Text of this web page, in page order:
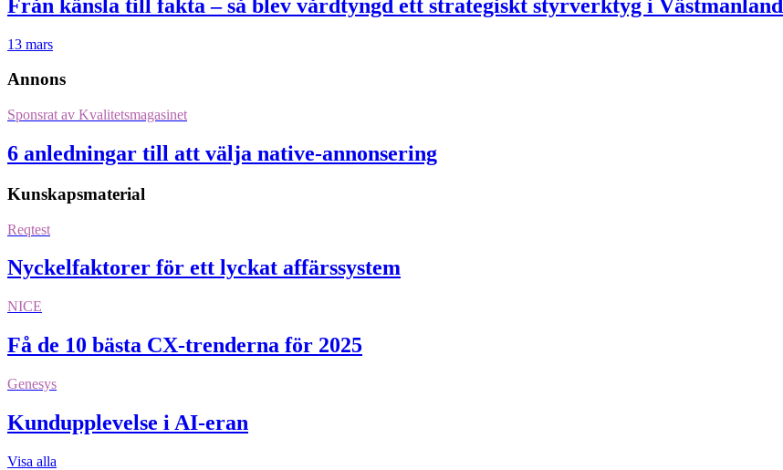
Från känsla till fakta – så blev vårdtyngd ett strategiskt styrverktyg i Västmanland
13 mars
Annons
Sponsrat av Kvalitetsmagasinet
6 anledningar till att välja native-annonsering
Kunskapsmaterial
Reqtest
Nyckelfaktorer för ett lyckat affärssystem
NICE
Få de 10 bästa CX-trenderna för 2025
Genesys
Kundupplevelse i AI-eran
Visa alla